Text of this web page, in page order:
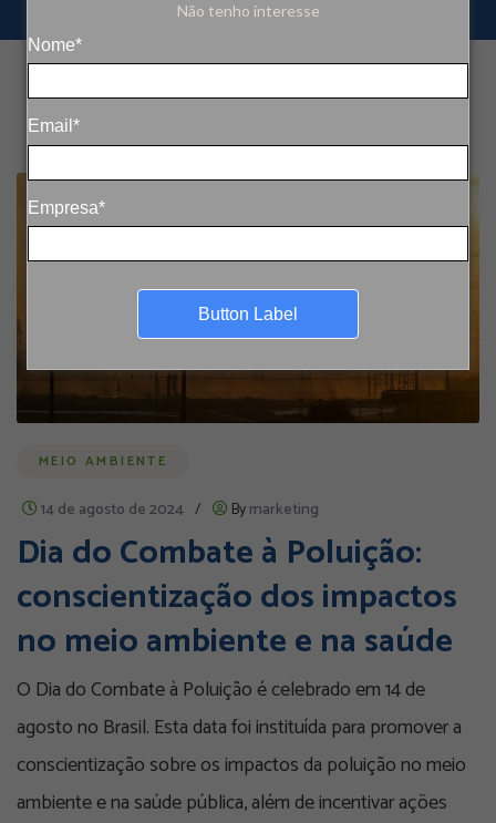
Não tenho interesse
Nome*
Email*
Empresa*
Button Label
MEIO AMBIENTE
14 de agosto de 2024 / Bymarketing
Dia do Combate à Poluição:
conscientização dos impactos
no meio ambiente e na saúde
O Dia do Combate à Poluição é celebrado em 14 de
agosto no Brasil. Esta data foi instituída para promover a
conscientização sobre os impactos da poluição no meio
ambiente e na saúde pública, além de incentivar ações